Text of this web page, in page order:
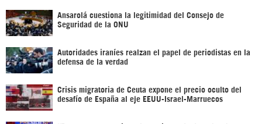
Ansarolá cuestiona la legitimidad del Consejo de
Seguridad de la ONU
Autoridades iraníes realzan el papel de periodistas en la
defensa de la verdad
Crisis migratoria de Ceuta expone el precio oculto del
desafío de España al eje EEUU-Israel-Marruecos